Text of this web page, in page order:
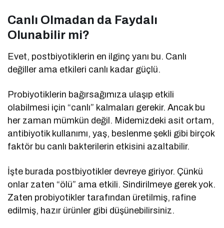
Canlı Olmadan da Faydalı
Olunabilir mi?
Evet, postbiyotiklerin en ilginç yanı bu. Canlı
değiller ama etkileri canlı kadar güçlü.
Probiyotiklerin bağırsağımıza ulaşıp etkili
olabilmesi için “canlı” kalmaları gerekir. Ancak bu
her zaman mümkün değil. Midemizdeki asit ortam,
antibiyotik kullanımı, yaş, beslenme şekli gibi birçok
faktör bu canlı bakterilerin etkisini azaltabilir.
İşte burada postbiyotikler devreye giriyor. Çünkü
onlar zaten “ölü” ama etkili. Sindirilmeye gerek yok.
Zaten probiyotikler tarafından üretilmiş, rafine
edilmiş, hazır ürünler gibi düşünebilirsiniz.